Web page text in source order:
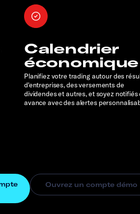
Calendrier
économique
Planifiez votre trading autour des
d'entreprises, des versements de
dividendes et autres, et soyez notifiés
avance avec des alertes